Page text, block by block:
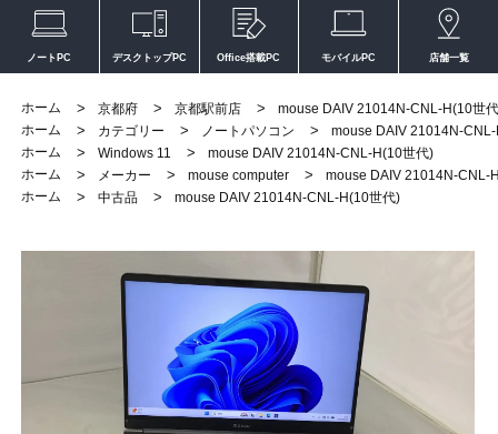
ノートPC デスクトップPC Office搭載PC モバイルPC 店舗一覧
ホーム > 京都府 > 京都駅前店 >
mouse DAIV 21014N-CNL-H(10世
ホーム
> カテゴリー > ノートパソコン >
mouse DAIV 21014N-
ホーム
> Windows 11 >
mouse DAIV 21014N-CNL-H(10世代)
ホーム
> メーカー > mouse computer >
mouse DAIV 21014N-CNL-
ホーム
> 中古品 > mouse DAIV 21014N-CNL-H(10世代)